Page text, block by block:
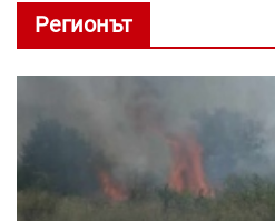
Регионът